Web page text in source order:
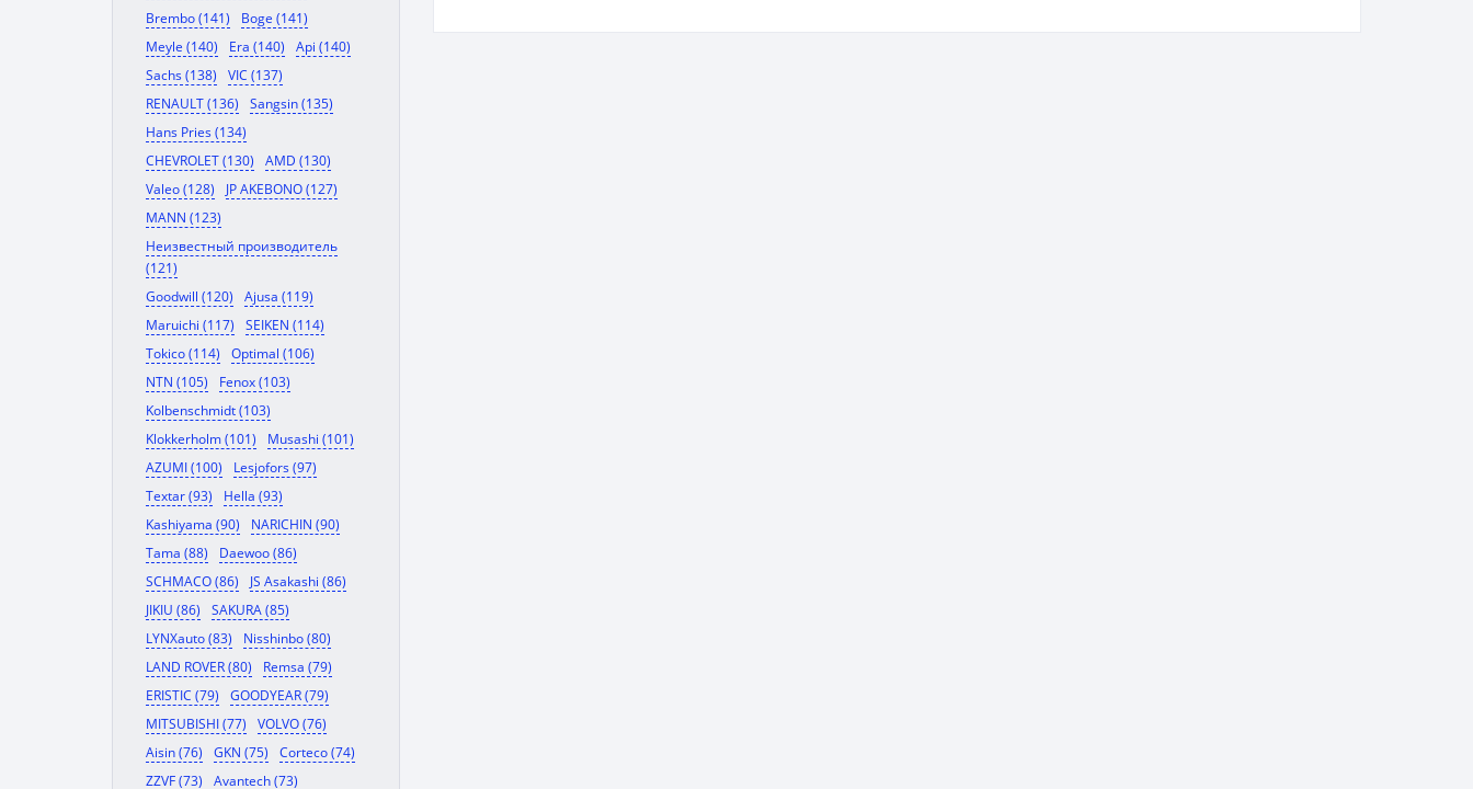
Brembo (141)
Boge (141)
Meyle (140)
Era (140)
Api (140)
Sachs (138)
VIC (137)
RENAULT (136)
Sangsin (135)
Hans Pries (134)
CHEVROLET (130)
AMD (130)
Valeo (128)
JP AKEBONO (127)
MANN (123)
Неизвестный производитель
(121)
Goodwill (120)
Ajusa (119)
Maruichi (117)
SEIKEN (114)
Tokico (114)
Optimal (106)
NTN (105)
Fenox (103)
Kolbenschmidt (103)
Klokkerholm (101)
Musashi (101)
AZUMI (100)
Lesjofors (97)
Textar (93)
Hella (93)
Kashiyama (90)
NARICHIN (90)
Tama (88)
Daewoo (86)
SCHMACO (86)
JS Asakashi (86)
JIKIU (86)
SAKURA (85)
LYNXauto (83)
Nisshinbo (80)
LAND ROVER (80)
Remsa (79)
ERISTIC (79)
GOODYEAR (79)
MITSUBISHI (77)
VOLVO (76)
Aisin (76)
GKN (75)
Corteco (74)
ZZVF (73)
Avantech (73)